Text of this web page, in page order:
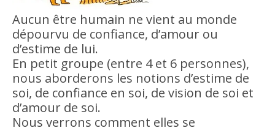
Aucun être humain ne vient au monde
dépourvu de confiance, d’amour ou
d’estime de lui.
En petit groupe (entre 4 et 6 personnes),
nous aborderons les notions d’estime de
soi, de confiance en soi, de vision de soi et
d’amour de soi.
Nous verrons comment elles se